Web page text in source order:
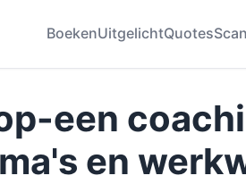
BoekenUitgelichtQuotesScan
een
en